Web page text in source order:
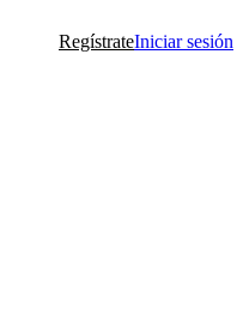
RegístrateIniciar sesión